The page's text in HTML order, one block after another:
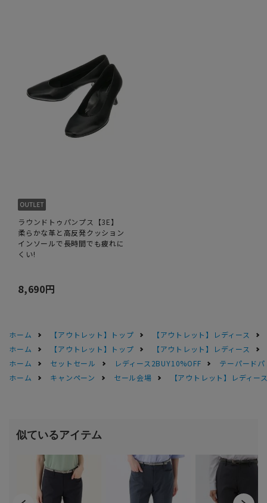
ラウンドトゥパンプス【3E】
柔らかな革と高反発クッション
インソールで長時間でも疲れに
くい!
8,690円
ホーム 【アウトレット】トップ
【アウトレット】レディース
ホーム
【アウトレット】トップ
【アウトレット】レディース
ホーム
セットセール レディース2BUY10%OFF
テーパード
ホーム
キャンペーン セール会場 【アウトレット】レディー